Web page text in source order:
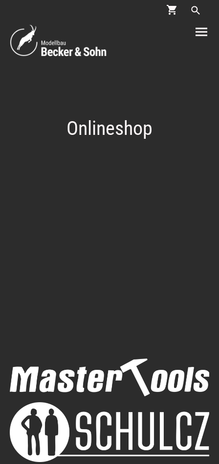
Onlineshop